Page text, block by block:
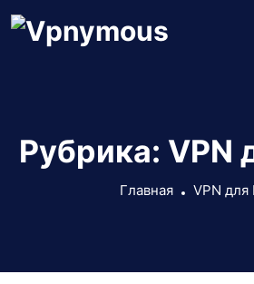
Рубрика: VPN
Главная VPN для